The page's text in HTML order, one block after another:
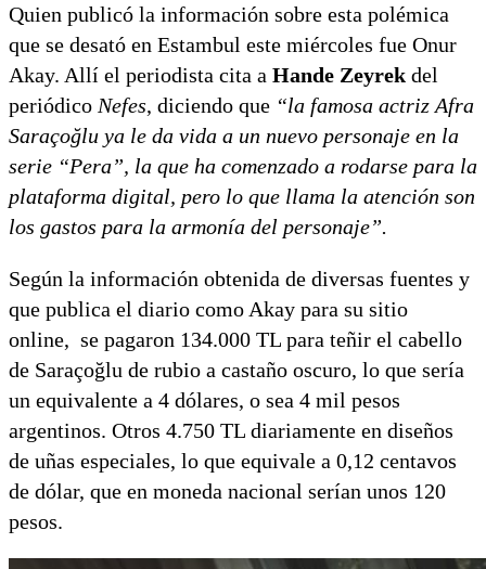
Quien publicó la información sobre esta polémica
que se desató en Estambul este miércoles fue Onur
Akay. Allí el periodista cita a Hande Zeyrek del
periódico Nefes, diciendo que “la famosa actriz Afra
Saraçoğlu ya le da vida a un nuevo personaje en la
serie “Pera”, la que ha comenzado a rodarse para la
plataforma digital, pero lo que llama la atención son
los gastos para la armonía del personaje”.
Según la información obtenida de diversas fuentes y
que publica el diario como Akay para su sitio
online, se pagaron 134.000 TL para teñir el cabello
de Saraçoğlu de rubio a castaño oscuro, lo que sería
un equivalente a 4 dólares, o sea 4 mil pesos
argentinos. Otros 4.750 TL diariamente en diseños
de uñas especiales, lo que equivale a 0,12 centavos
de dólar, que en moneda nacional serían unos 120
pesos.